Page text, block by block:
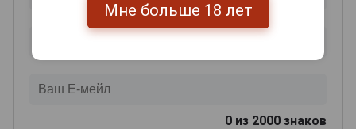
0 из 2000 знаков
Мне больше 18 лет